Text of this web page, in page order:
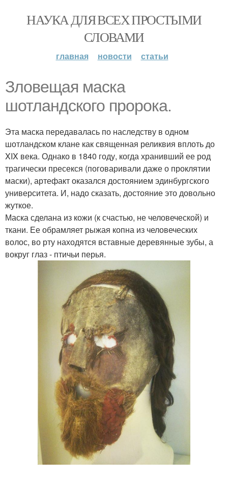
НАУКА ДЛЯ ВСЕХ ПРОСТЫМИ
СЛОВАМИ
главная новости статьи
Зловещая маска
шотландского пророка.
Эта маска передавалась по наследству в одном
шотландском клане как священная реликвия вплоть до
XIX века. Однако в 1840 году, когда хранивший ее род
трагически пресекся (поговаривали даже о проклятии
маски), артефакт оказался достоянием эдинбургского
университета. И, надо сказать, достояние это довольно
жуткое.
Маска сделана из кожи (к счастью, не человеческой) и
ткани. Ее обрамляет рыжая копна из человеческих
волос, во рту находятся вставные деревянные зубы, а
вокруг глаз - птичьи перья.